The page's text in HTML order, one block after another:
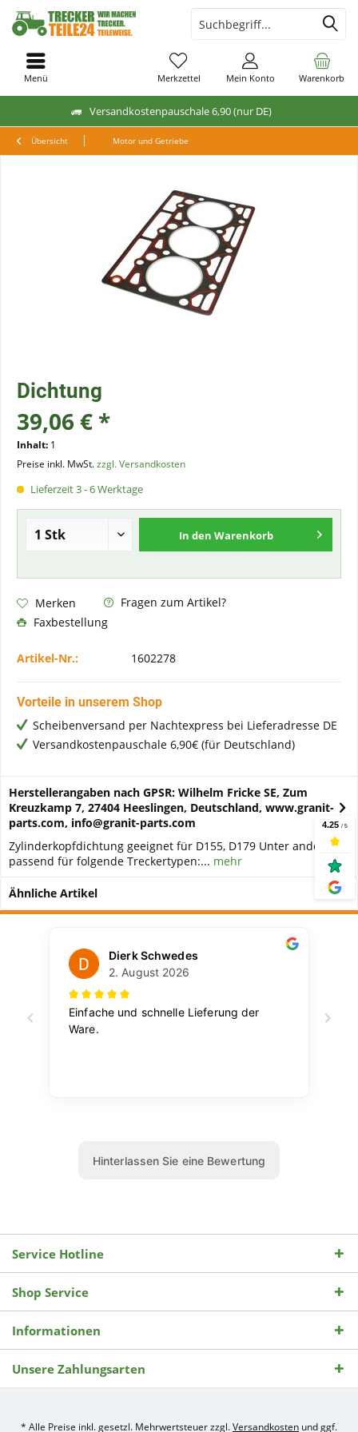
Versandkostenpauschale 6,90 (nur DE)
Warenkorb
Merkzettel Mein Konto
Menü
Übersicht Motor und Getriebe
Dichtung
39,06 € *
Inhalt: 1
Preise inkl. MwSt.zzgl. Versandkosten
Lieferzeit 3 - 6 Werktage
In den Warenkorb
Merken
Fragen zum Artikel?
Faxbestellung
Artikel-Nr.: 1602278
Vorteile in unserem Shop
Scheibenversand per Nachtexpress bei Lieferadresse DE
Versandkostenpauschale 6,90€ (für Deutschland)
Herstellerangaben nach GPSR: Wilhelm Fricke SE, Zum
Kreuzkamp 7, 27404 Heeslingen, Deutschland, www.granit-
parts.com, info@granit-parts.com
Zylinderkopfdichtung geeignet für D155, D179 Unter anderem
passend für folgende Treckertypen:... mehr
Ähnliche Artikel
Service Hotline
Shop Service
Informationen
Unsere Zahlungsarten
* Alle Preise inkl. gesetzl. Mehrwertsteuer zzgl.Versandkosten und ggf.